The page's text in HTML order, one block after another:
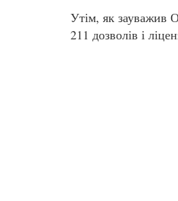
Утім, як зауважив
211 дозволів і